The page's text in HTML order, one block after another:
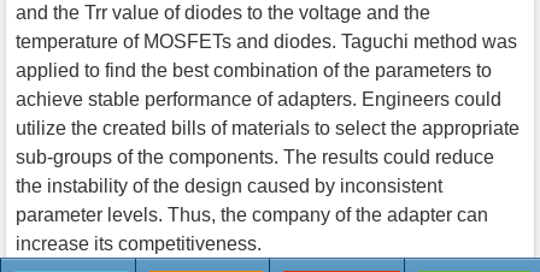
and the Trr value of diodes to the voltage and the
temperature of MOSFETs and diodes. Taguchi method was
applied to find the best combination of the parameters to
achieve stable performance of adapters. Engineers could
utilize the created bills of materials to select the appropriate
sub-groups of the components. The results could reduce
the instability of the design caused by inconsistent
parameter levels. Thus, the company of the adapter can
increase its competitiveness.